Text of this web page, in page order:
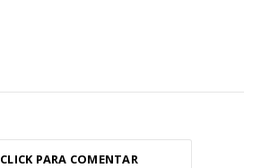
CLICK PARA COMENTAR